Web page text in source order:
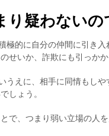
疑わないの
極的に自分の仲間に引き
せいか、詐欺にも引っかか
うえに、相手に同情もし
しょう。
で、つまり弱い立場の人